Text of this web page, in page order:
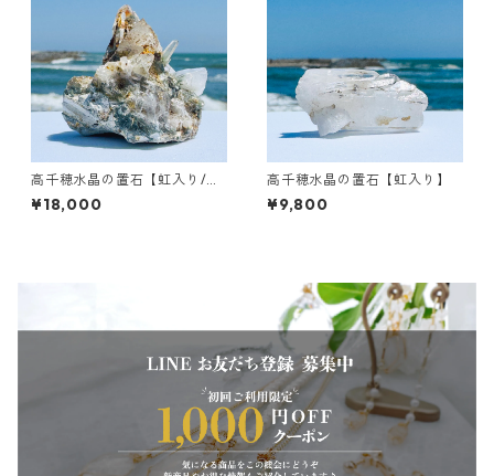
高千穂水晶の置石【虹入り/草
入り/母岩付き】
¥18,000
高千穂水晶の置石【虹入り】
¥9,800